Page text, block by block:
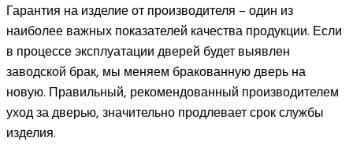
Гарантия на изделие от производителя – один из
наиболее важных показателей качества продукции. Если
в процессе эксплуатации дверей будет выявлен
заводской брак, мы меняем бракованную дверь на
новую. Правильный, рекомендованный производителем
уход за дверью, значительно продлевает срок службы
изделия.